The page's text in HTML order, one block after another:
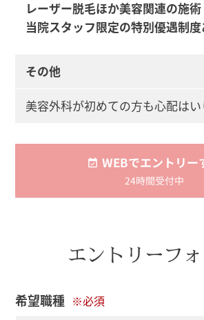
レーザー脱毛ほか美容関連の施術
当院スタッフ限定の特別優遇制度
その他
美容外科が初めての方も心配はい
WEBでエントリー
24時間受付中
エントリーフ
希望職種 ※必須